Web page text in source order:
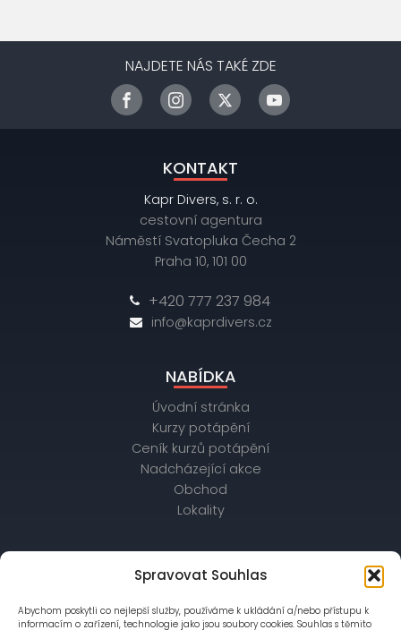
Spravovat Souhlas
Abychom poskytli co nejlepší služby, používáme k ukládání a/nebo přístupu k
informacím o zařízení, technologie jako jsou soubory cookies. Souhlas s těmito
NAJDETE NÁS TAKÉ ZDE
KONTAKT
Kapr Divers, s. r. o.
cestovní agentura
Náměstí Svatopluka Čecha 2
Praha 10, 101 00
+420 777 237 984
info@kaprdivers.cz
NABÍDKA
Úvodní stránka
Kurzy potápění
Ceník kurzů potápění
Nadcházející akce
Obchod
Lokality
OBCHODNÍ ÚDAJE
bankovní spojení: Raiffeisenbank,